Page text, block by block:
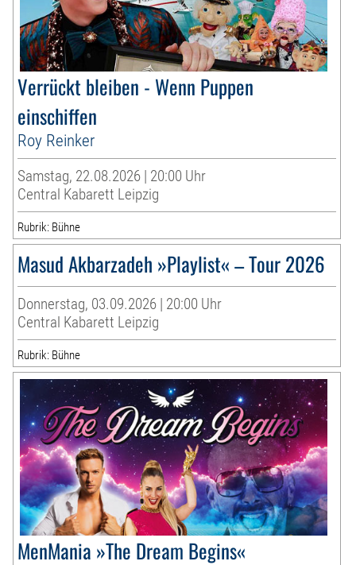
Verrückt bleiben - Wenn Puppen
einschiffen
Roy Reinker
Samstag, 22.08.2026 | 20:00 Uhr
Central Kabarett Leipzig
Rubrik: Bühne
Masud Akbarzadeh »Playlist« – Tour 2026
Donnerstag, 03.09.2026 | 20:00 Uhr
Central Kabarett Leipzig
Rubrik: Bühne
MenMania »The Dream Begins«